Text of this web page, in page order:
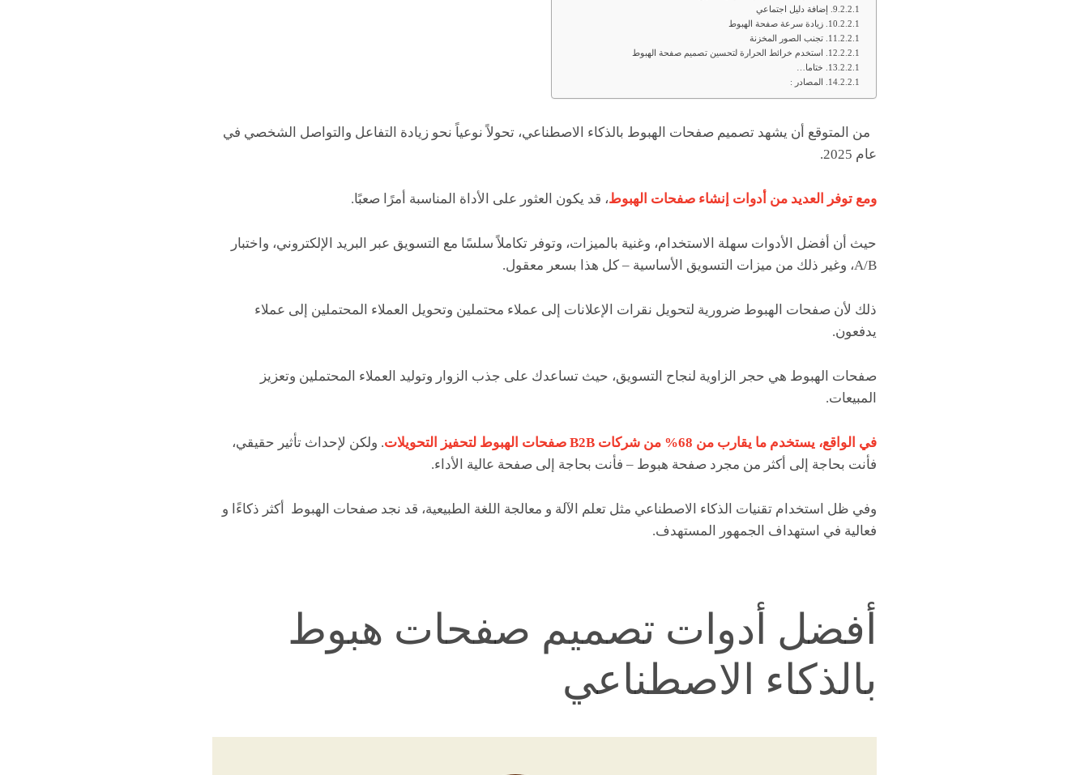
إضافة دليل اجتماعي
زيادة سرعة صفحة الهبوط
تجنب الصور المخزنة
استخدم خرائط الحرارة لتحسين تصميم صفحة الهبوط
ختاما…
المصادر :
من المتوقع أن يشهد تصميم صفحات الهبوط بالذكاء الاصطناعي، تحولاً نوعياً نحو زيادة التفاعل والتواصل الشخصي في
عام 2025.
ومع توفر العديد من أدوات إنشاء صفحات الهبوط، قد يكون العثور على الأداة المناسبة أمرًا صعبًا.
حيث أن أفضل الأدوات سهلة الاستخدام، وغنية بالميزات، وتوفر تكاملاً سلسًا مع التسويق عبر البريد الإلكتروني، واختبار
A/B، وغير ذلك من ميزات التسويق الأساسية – كل هذا بسعر معقول.
ذلك لأن صفحات الهبوط ضرورية لتحويل نقرات الإعلانات إلى عملاء محتملين وتحويل العملاء المحتملين إلى عملاء
يدفعون.
صفحات الهبوط هي حجر الزاوية لنجاح التسويق، حيث تساعدك على جذب الزوار وتوليد العملاء المحتملين وتعزيز
المبيعات.
في الواقع، يستخدم ما يقارب من 68% من شركات B2B صفحات الهبوط لتحفيز التحويلات
. ولكن لإحداث تأثير حقيقي،
فأنت بحاجة إلى أكثر من مجرد صفحة هبوط – فأنت بحاجة إلى صفحة عالية الأداء.
وفي ظل استخدام تقنيات الذكاء الاصطناعي مثل تعلم الآلة و معالجة اللغة الطبيعية، قد نجد صفحات الهبوط أكثر ذكاءًا و
فعالية في استهداف الجمهور المستهدف.
أفضل أدوات تصميم صفحات هبوط
بالذكاء الاصطناعي